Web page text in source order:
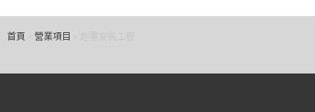
首頁 營業項目